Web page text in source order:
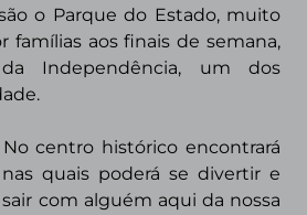
o Parque do Estado, muito
famílias aos finais de semana,
Independência, um dos
No centro histórico encontrará
quais poderá se divertir e
com alguém aqui da nossa